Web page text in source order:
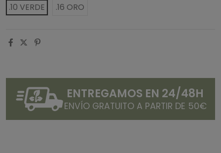
.10 VERDE
.16 ORO
ENTREGAMOS EN 24/48H
ENVÍO GRATUITO A PARTIR DE 50€